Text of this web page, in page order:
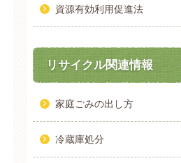
資源有効利用促進法
リサイクル関連情報
家庭ごみの出し方
冷蔵庫処分